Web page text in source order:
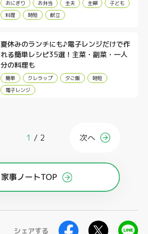
おにぎり お弁当 主夫 主婦
子ども
料理
時短 献立
夏休みのランチにも♪電子レンジだけで作
れる簡単レシピ35選！主菜・副菜・一人
分の料理も
簡単 クレラップ 夕ご飯
時短
電子レンジ
1 2 次へ
家事ノートTOP
シェアする